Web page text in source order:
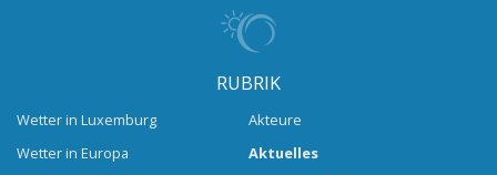
RUBRIK
Wetter in Luxemburg
Wetter in Europa
Akteure
Aktuelles